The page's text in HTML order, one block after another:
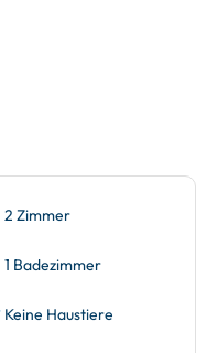
2 Zimmer
1 Badezimmer
Keine Haustiere